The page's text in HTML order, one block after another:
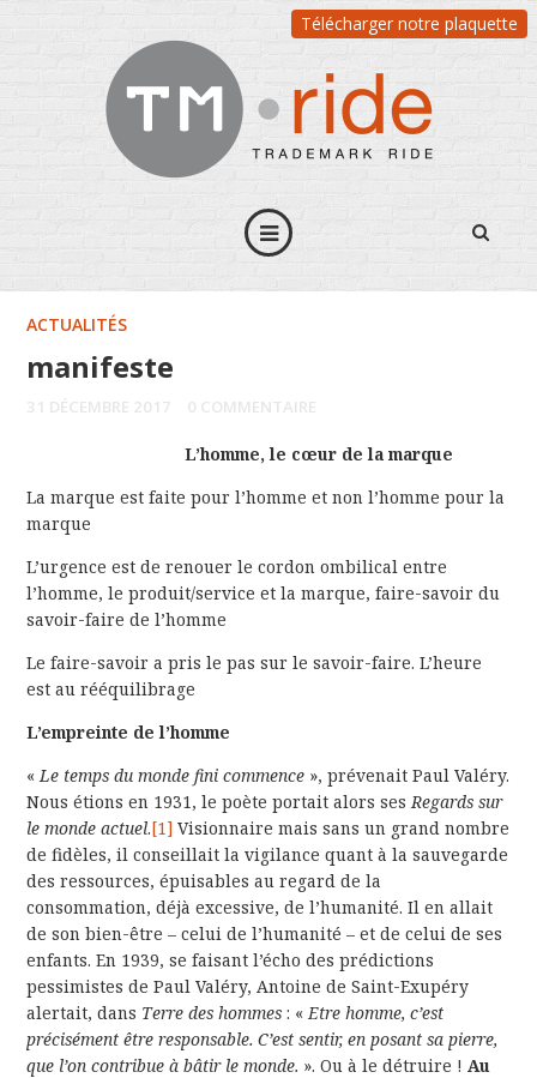
Télécharger notre plaquette
ACTUALITÉS
manifeste
31 DÉCEMBRE 2017 0 COMMENTAIRE
L’homme, le cœur de la marque
La marque est faite pour l’homme et non l’homme pour la
marque
L’urgence est de renouer le cordon ombilical entre
l’homme, le produit/service et la marque, faire-savoir du
savoir-faire de l’homme
Le faire-savoir a pris le pas sur le savoir-faire. L’heure
est au rééquilibrage
L’empreinte de l’homme
« Le temps du monde fini commence », prévenait Paul Valéry.
Nous étions en 1931, le poète portait alors ses Regards sur
le monde actuel.[1] Visionnaire mais sans un grand nombre
de fidèles, il conseillait la vigilance quant à la sauvegarde
des ressources, épuisables au regard de la
consommation, déjà excessive, de l’humanité. Il en allait
de son bien-être – celui de l’humanité – et de celui de ses
enfants. En 1939, se faisant l’écho des prédictions
pessimistes de Paul Valéry, Antoine de Saint-Exupéry
alertait, dans Terre des hommes : « Etre homme, c’est
précisément être responsable. C’est sentir, en posant sa pierre,
que l’on contribue à bâtir le monde. ». Ou à le détruire ! Au